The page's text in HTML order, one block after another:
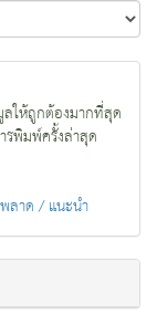
ให้ถูกต้องมากที่สุด
พิมพ์ครั้งล่าสุด
ลาด / แนะนำ